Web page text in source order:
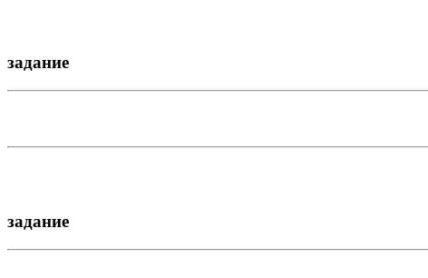
задание
задание